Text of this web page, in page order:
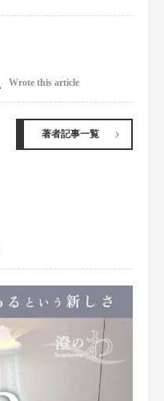
Wrote this article
著者記事一覧